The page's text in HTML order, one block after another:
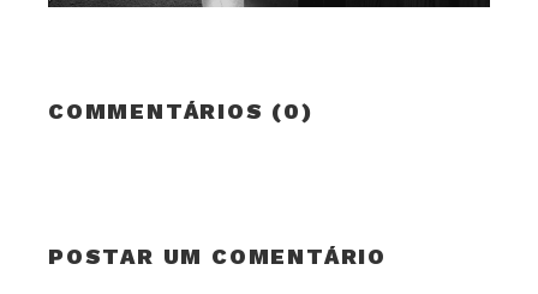
COMMENTÁRIOS (0)
POSTAR UM COMENTÁRIO